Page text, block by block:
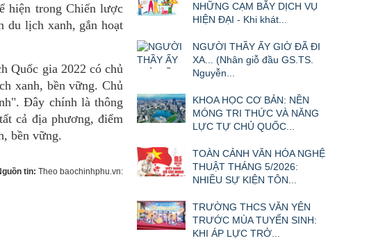
hiện trong Chiến lược
du lịch xanh, gắn hoạt
Quốc gia 2022 có chủ
xanh, bền vững. Chủ
Đây chính là thông
cả địa phương, điểm
bền vững.
tin: Theo baochinhphu.vn:
NHỮNG CẠM BẪY DỊCH VỤ
HIỆN ĐẠI - Khi khát...
NGƯỜI THẦY ẤY GIỜ ĐÃ ĐI
XA... (Nhân giỗ đầu GS.TS.
Nguyễn...
KHOA HỌC CƠ BẢN: NỀN
MÓNG TRI THỨC VÀ NĂNG
LỰC TỰ CHỦ QUỐC...
TOÀN CẢNH VĂN HÓA NGHỆ
THUẬT THÁNG 5/2026:
NHIỀU SỰ KIỆN TÔN...
TRƯỜNG THCS VĂN YÊN
TRƯỚC MÙA TUYỂN SINH:
KHI ÁP LỰC TRỞ...